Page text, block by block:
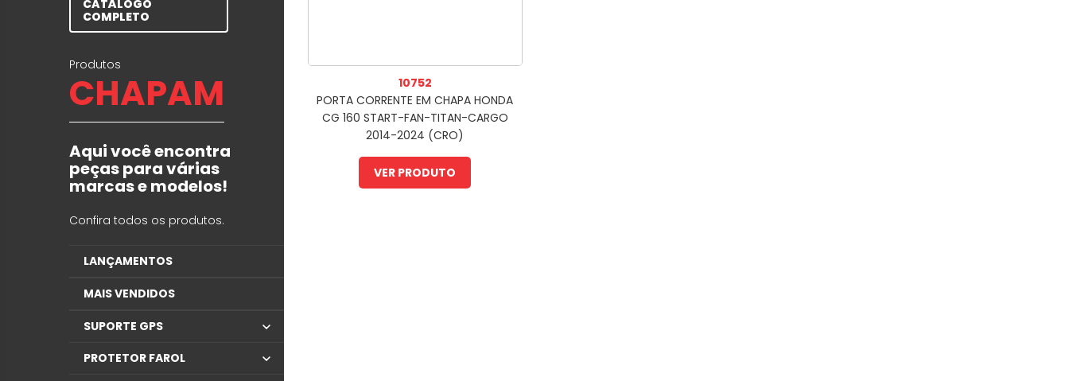
CATÁLOGO
COMPLETO
Produtos
CHAPAM
Aqui você encontra
peças para várias
marcas e modelos!
Confira todos os produtos.
LANÇAMENTOS
MAIS VENDIDOS
SUPORTE GPS
PROTETOR FAROL
10752
PORTA CORRENTE EM CHAPA HONDA
CG 160 START-FAN-TITAN-CARGO
2014-2024 (CRO)
VER PRODUTO